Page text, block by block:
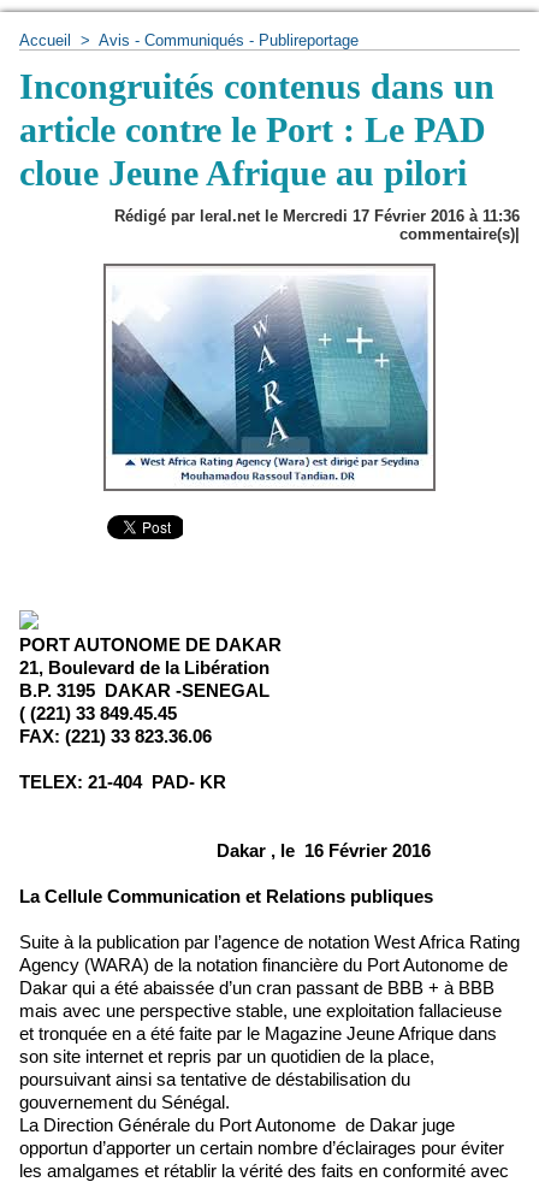
Accueil > Avis - Communiqués - Publireportage
Incongruités contenus dans un
article contre le Port : Le PAD
cloue Jeune Afrique au pilori
Rédigé par leral.net le Mercredi 17 Février 2016 à 11:36
commentaire(s)|
PORT AUTONOME DE DAKAR
21, Boulevard de la Libération
B.P. 3195 DAKAR -SENEGAL
( (221) 33 849.45.45
FAX: (221) 33 823.36.06
TELEX: 21-404 PAD- KR
Dakar , le 16 Février 2016
La Cellule Communication et Relations publiques
Suite à la publication par l’agence de notation West Africa Rating
Agency (WARA) de la notation financière du Port Autonome de
Dakar qui a été abaissée d’un cran passant de BBB + à BBB
mais avec une perspective stable, une exploitation fallacieuse
et tronquée en a été faite par le Magazine Jeune Afrique dans
son site internet et repris par un quotidien de la place,
poursuivant ainsi sa tentative de déstabilisation du
gouvernement du Sénégal.
La Direction Générale du Port Autonome de Dakar juge
opportun d’apporter un certain nombre d’éclairages pour éviter
les amalgames et rétablir la vérité des faits en conformité avec